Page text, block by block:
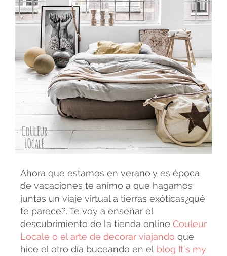
Ahora que estamos en verano y es época
de vacaciones te animo a que hagamos
juntas un viaje virtual a tierras exóticas¿qué
te parece?. Te voy a enseñar el
descubrimiento de la tienda online Couleur
Locale o el arte de decorar viajando que
hice el otro día buceando en el blog It´s my